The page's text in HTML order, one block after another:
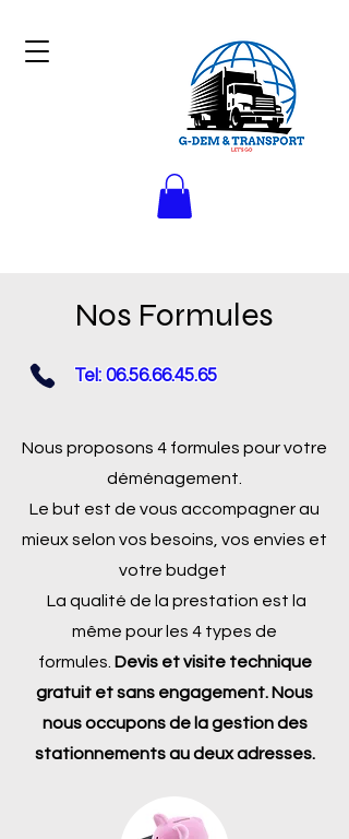
Nos Formules
Tel: 06.56.66.45.65
Nous proposons 4 formules pour votre
déménagement.
Le but est de vous accompagner au
mieux selon vos besoins, vos envies et
votre budget
La qualité de la prestation est la
même pour les 4 types de
formules. Devis et visite technique
gratuit et sans engagement. Nous
nous occupons de la gestion des
stationnements au deux adresses.